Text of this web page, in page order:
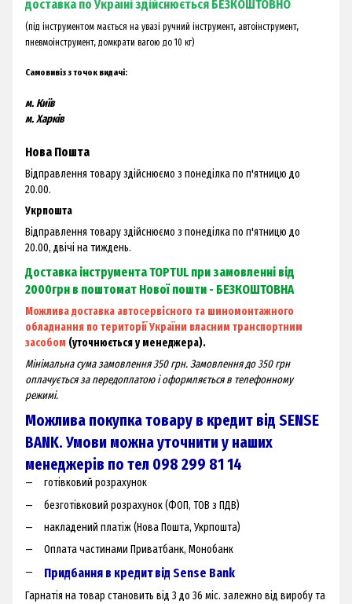
доставка по Україні здійснюється БЕЗКОШТОВНО
(під інструментом мається на увазі ручний інструмент, автоінструмент,
пневмоінструмент, домкрати вагою до 10 кг)
Самовивіз з точок видачі:
м. Київ
м. Харків
Нова Пошта
Відправлення товару здійснюємо з понеділка по п'ятницю до
20.00.
Укрпошта
Відправлення товару здійснюємо з понеділка по п'ятницю до
20.00, двічі на тиждень.
Доставка інструмента TOPTUL при замовленні від
2000грн в поштомат Нової пошти - БЕЗКОШТОВНА
Можлива доставка автосервісного та шиномонтажного
обладнання по території України власним транспортним
засобом (уточнюється у менеджера).
Мінімальна сума замовлення 350 грн. Замовлення до 350 грн
оплачується за передоплатою і оформляється в телефонному
режимі.
Можлива покупка товару в кредит від SENSE
BANK. Умови можна уточнити у наших
менеджерів по тел 098 299 81 14
готівковий розрахунок
безготівковий розрахунок (ФОП, ТОВ з ПДВ)
накладений платіж (Нова Пошта, Укрпошта)
Оплата частинами Приватбанк, Монобанк
Придбання в кредит від Sense Bank
Гарнатія на товар становить від 3 до 36 міс. залежно від виробу та